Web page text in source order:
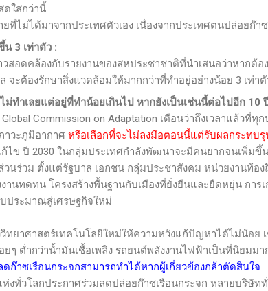
ดใสกว่านี้
ได้มาจากประเทศตัวเอง เนื่องจากประเทศตนปล่อยก๊าซ
น 3 เท่าตัว :
คล้องกับรายงานของสหประชาชาติที่นำเสนอว่าหากต้อ
จะต้องรักษาสิ่งแวดล้อมให้มากกว่าที่ทำอยู่อย่างน้อย 3 เท่า
ลยแต่อยู่ที่ทำน้อยเกินไป หากยังเป็นเช่นนี้ต่อไปอีก 10 ปี
Global Commission on Adaptation เตือนว่าถึงเวลาแล้วที่ทุ
าวะภูมิอากาศ หรือเลือกที่จะไม่ลงมือตอนนี้แต่รับผลกระทบ
ไข ปี 2030 ในกลุ่มประเทศกำลังพัฒนาจะมีคนยากจนเพิ่มขึ้
ตั้งแต่รัฐบาล เอกชน กลุ่มประชาสังคม หน่วยงานท้องถิ่
านทดทน โครงสร้างพื้นฐานกับเมืองที่ยั่งยืนและยืดหยุ่น การ
ประมาณสู่เศรษฐกิจใหม่
ศาสตร์เทคโนโลยีใหม่ให้ความหวังแก้ปัญหาได้ไม่น้อย เ
ยๆ ต่ำกว่าน้ำมันเชื้อเพลิง รถยนต์พลังงานไฟฟ้าเป็นที่นิยมม
ก๊าซเรือนกระจกสามารถทำได้หากผู้เกี่ยวข้องกล้าตัดสินใจ
งทั่วโลกประกาศร่วมลดปล่อยก๊าซเรือนกระจก หลายบริษัท